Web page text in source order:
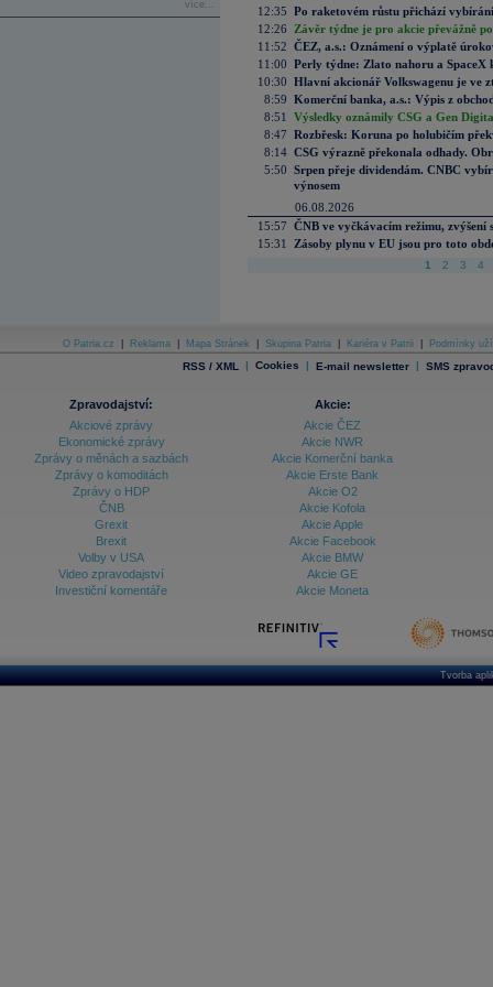
více...
12:35 Po raketovém růstu přichází
12:26
Závěr týdne je pro akcie převážně
11:52 ČEZ, a.s.: Oznámení o výplatě
11:00 Perly týdne: Zlato nahoru a SpaceX
10:30 Hlavní akcionář Volkswagenu je ve
8:59 Komerční banka, a.s.: Výpis z
8:51
Výsledky oznámily CSG a Gen
8:47 Rozbřesk: Koruna po holubičím
8:14 CSG výrazně překonala odhady.
5:50 Srpen přeje dividendám. CNBC
výnosem
06.08.2026
15:57 ČNB ve vyčkávacím režimu, zvýšení
15:31
Zásoby plynu v EU jsou pro toto
1 2 3 4
O Patria.cz Reklama Mapa Stránek Skupina Patria Kariéra v Patrii Podmínky
RSS / XML | Cookies | E-mail newsletter | SMS
Zpravodajství:
Akciové zprávy
Ekonomické zprávy
Zprávy o měnách a sazbách
Zprávy o komoditách
Zprávy o HDP
ČNB
Grexit
Brexit
Volby v USA
Video zpravodajství
Investiční komentáře
Akcie:
Akcie ČEZ
Akcie NWR
Akcie Komerční banka
Akcie Erste Bank
Akcie O2
Akcie Kofola
Akcie Apple
Akcie Facebook
Akcie BMW
Akcie GE
Akcie Moneta
Tvorba